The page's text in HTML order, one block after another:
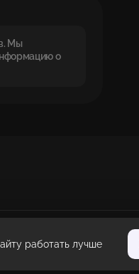
Мы
о
работать лучше